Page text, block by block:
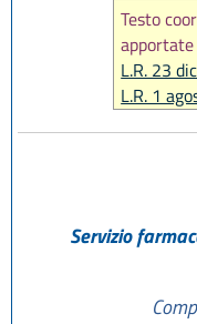
Testo
apportate
L.R. 23
L.R. 1
L.R. 10
Servizio